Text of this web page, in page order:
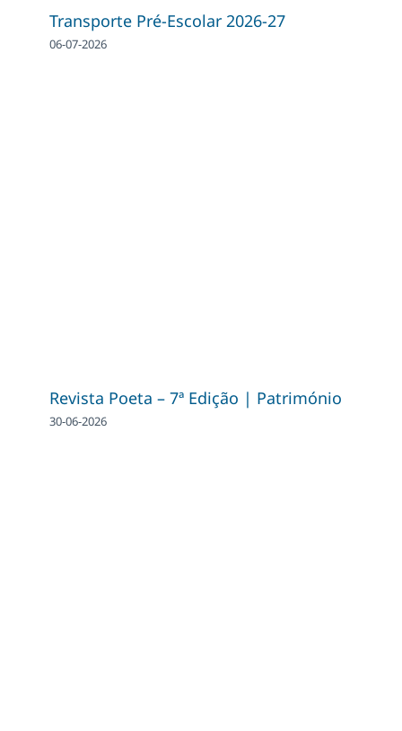
Transporte Pré-Escolar 2026-27
06-07-2026
Revista Poeta – 7ª Edição | Património
30-06-2026